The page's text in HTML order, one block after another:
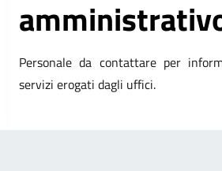
Personale da contattare per
servizi erogati dagli uffici.